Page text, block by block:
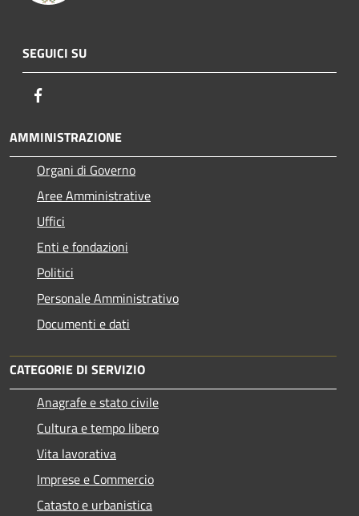
SEGUICI SU
AMMINISTRAZIONE
Organi di Governo
Aree Amministrative
Uffici
Enti e fondazioni
Politici
Personale Amministrativo
Documenti e dati
CATEGORIE DI SERVIZIO
Anagrafe e stato civile
Cultura e tempo libero
Vita lavorativa
Imprese e Commercio
Catasto e urbanistica